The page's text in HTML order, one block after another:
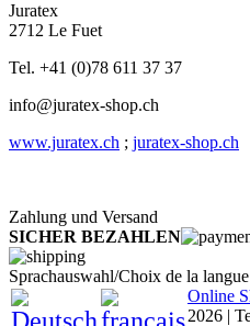
Juratex
2712 Le Fuet
Tel. +41 (0)78 611 37 37
info@juratex-shop.ch
www.juratex.ch ; juratex-shop.ch
Zahlung und Versand
SICHER BEZAHLEN
Sprachauswahl/Choix de la langue
Online
2026 |